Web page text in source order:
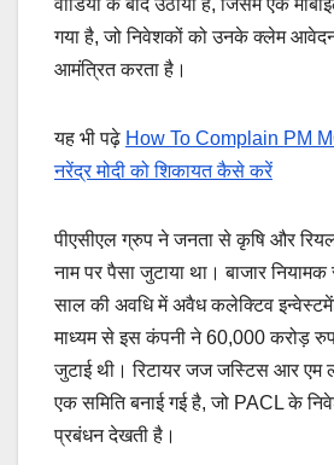
गया है, जो निवेशकों को उनके क्लेम
आमंत्रित करता है।
यह भी पढ़े How To Complain PM
नरेंद्र मोदी को शिकायत कैसे करें
पीएसीएल ग्रुप ने जनता से कृषि और रियल
नाम पर पैसा जुटाया था। बाजार
साल की अवधि में अवैध कलेक्टिव
माध्यम से इस कंपनी ने 60,000 करोड़
जुटाई थी। रिटायर जज जस्टिस आर एम
एक समिति बनाई गई है, जो PACL के
प्रबंधन देखती है।